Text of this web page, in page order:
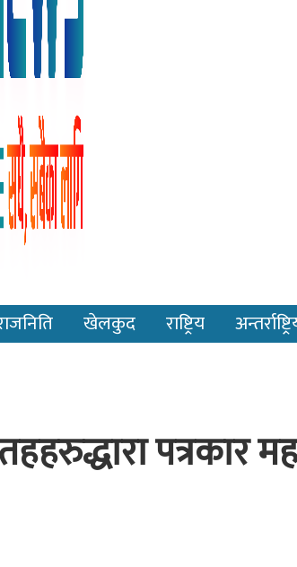
खेलकुद राष्ट्रिय
पत्रकार